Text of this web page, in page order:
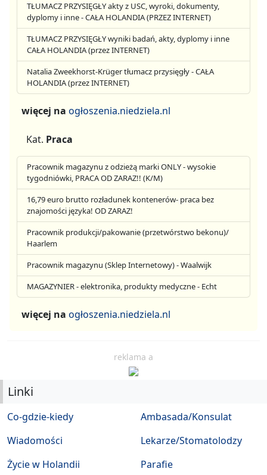
TŁUMACZ PRZYSIĘGŁY akty z USC, wyroki, dokumenty,
dyplomy i inne - CAŁA HOLANDIA (PRZEZ INTERNET)
TŁUMACZ PRZYSIĘGŁY wyniki badań, akty, dyplomy i inne
CAŁA HOLANDIA (przez INTERNET)
Natalia Zweekhorst-Krüger tłumacz przysięgły - CAŁA
HOLANDIA (przez INTERNET)
więcej na ogłoszenia.niedziela.nl
Kat. Praca
Pracownik magazynu z odzieżą marki ONLY - wysokie
tygodniówki, PRACA OD ZARAZ!! (K/M)
16,79 euro brutto rozładunek kontenerów- praca bez
znajomości języka! OD ZARAZ!
Pracownik produkcji/pakowanie (przetwórstwo bekonu)/
Haarlem
Pracownik magazynu (Sklep Internetowy) - Waalwijk
MAGAZYNIER - elektronika, produkty medyczne - Echt
więcej na ogłoszenia.niedziela.nl
reklama a
Linki
Co-gdzie-kiedy
Wiadomości
Życie w Holandii
Ambasada/Konsulat
Lekarze/Stomatolodzy
Parafie